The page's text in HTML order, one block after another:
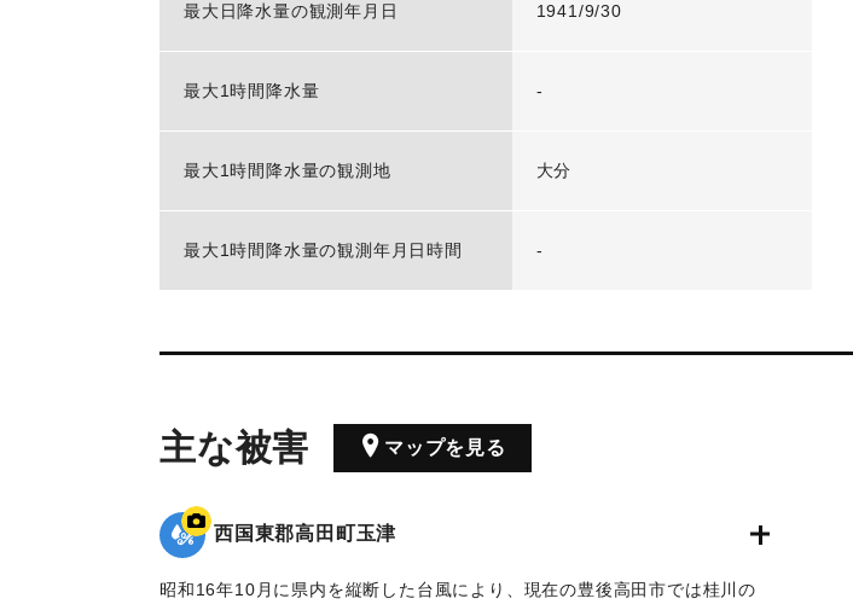
最大日降水量の観測年月日 1941/9/30
最大1時間降水量 -
最大1時間降水量の観測地 大分
最大1時間降水量の観測年月日時間 -
主な被害 マップを見る
西国東郡高田町玉津
昭和16年10月に県内を縦断した台風により、現在の豊後高田市では桂川の